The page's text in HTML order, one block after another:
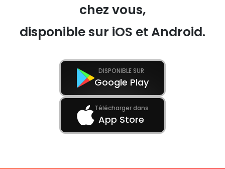
chez vous,
disponible sur iOS et Android.
DISPONIBLE SUR
Google Play
Télécharger dans
App Store